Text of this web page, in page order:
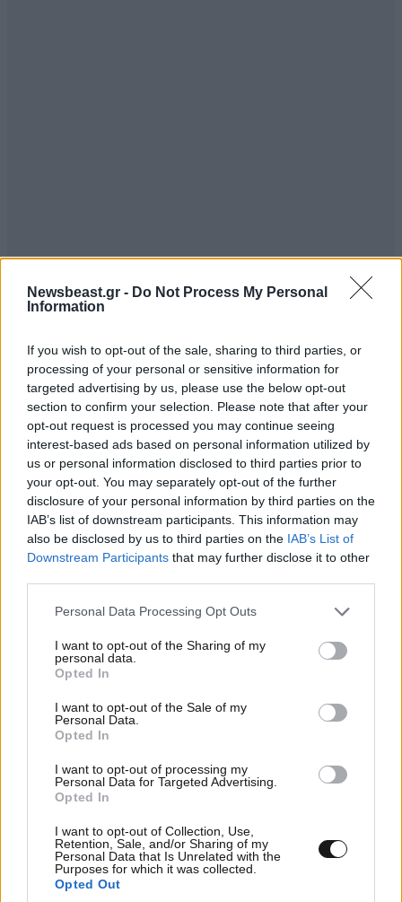
Newsbeast.gr - Do Not Process My Personal
Information
If you wish to opt-out of the sale, sharing to third parties, or
processing of your personal or sensitive information for
targeted advertising by us, please use the below opt-out
section to confirm your selection. Please note that after your
opt-out request is processed you may continue seeing
interest-based ads based on personal information utilized by
us or personal information disclosed to third parties prior to
your opt-out. You may separately opt-out of the further
disclosure of your personal information by third parties on the
IAB’s list of downstream participants. This information may
also be disclosed by us to third parties on the IAB’s List of
Downstream Participants that may further disclose it to other
Please note that this website/app uses one or more Google
not limited to your visit or usage behaviour. You may click to
grant or deny consent to Google and its third-party tags to
use your data for below specified purposes in below Google
consent section.
Personal Data Processing Opt Outs
I want to opt-out of the Sharing of my
personal data.
Opted In
I want to opt-out of the Sale of my
Personal Data.
Opted In
I want to opt-out of processing my
Personal Data for Targeted Advertising.
Opted In
I want to opt-out of Collection, Use,
Retention, Sale, and/or Sharing of my
Personal Data that Is Unrelated with the
Purposes for which it was collected.
Opted Out